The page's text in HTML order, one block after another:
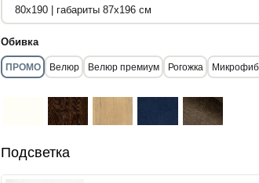
Обивка
ПРОМО Велюр Велюр премиум Рогожка
Подсветка